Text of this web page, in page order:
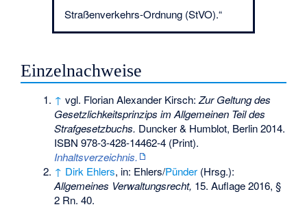
Straßenverkehrs-Ordnung (StVO).“
Einzelnachweise
↑ vgl. Florian Alexander Kirsch:Zur Geltung des
Gesetzlichkeitsprinzips im Allgemeinen Teil des
Strafgesetzbuchs. Duncker & Humblot, Berlin 2014.
ISBN 978-3-428-14462-4 (Print).
Inhaltsverzeichnis.
↑ Dirk Ehlers, in: Ehlers/Pünder (Hrsg.):
Allgemeines Verwaltungsrecht, 15. Auflage 2016, §
2 Rn. 40.